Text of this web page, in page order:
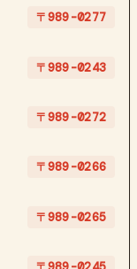
〒989-0277
〒989-0243
〒989-0272
〒989-0266
〒989-0265